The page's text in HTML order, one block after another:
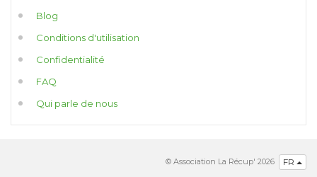
Blog
Conditions d'utilisation
Confidentialité
FAQ
Qui parle de nous
FR
© Association La Récup' 2026